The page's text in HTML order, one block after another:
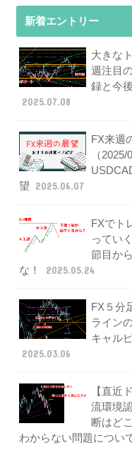
新着エントリー
大きな
週注目
録と今
2025.07.08
FX来週
（
望
2025.06.07
FXでト
ってい
節目か
な！
2025.05.24
FX５分
ライン
キャル
2025.03.06
【直近
流環境
断はど
わからない問題につい